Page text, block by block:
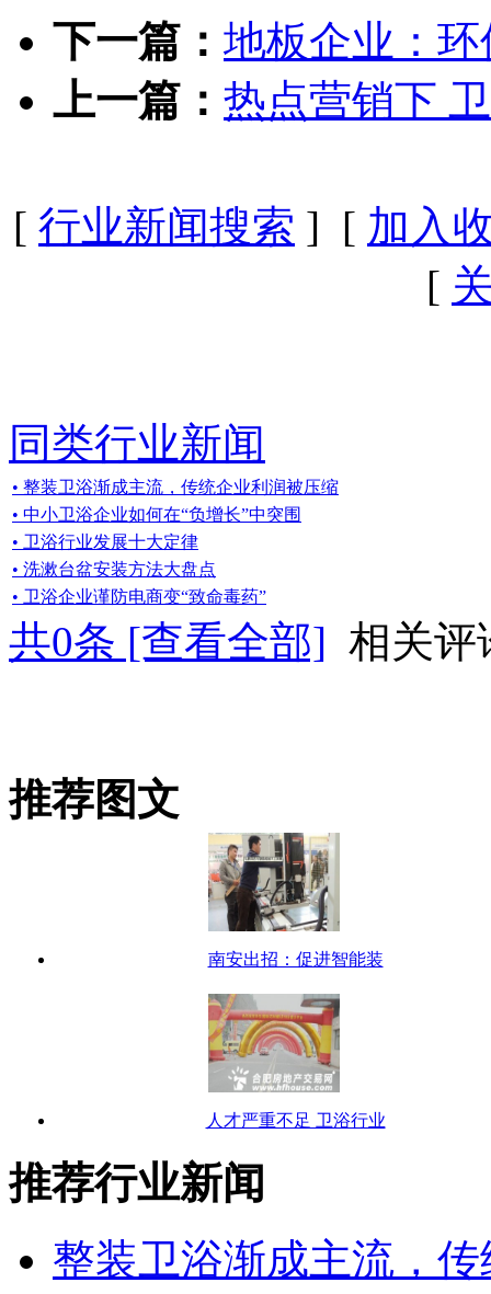
下一篇： 地板企业：
上一篇： 热点营销下
[ 行业新闻搜索 ] [ 加入
[
同类行业新闻
• 整装卫浴渐成主流，传统企业利润被压缩
• 中小卫浴企业如何在“负增长”中突围
• 卫浴行业发展十大定律
• 洗漱台盆安装方法大盘点
• 卫浴企业谨防电商变“致命毒药”
共0条 [查看全部] 相关评
推荐图文
南安出招：促进智能装
人才严重不足 卫浴行业
推荐行业新闻
整装卫浴渐成主流，